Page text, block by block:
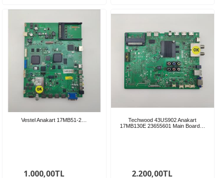
Vestel Anakart 17MB51-2…
1.000,00TL
Techwood 43US902 Anakart
17MB130E 23655601 Main Board…
2.200,00TL